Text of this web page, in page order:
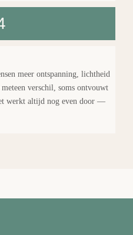
meer ontspanning, lichtheid
verschil, soms ontvouwt
werkt altijd nog even door —